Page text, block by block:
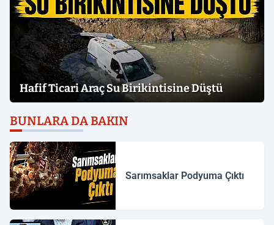
Hafif Ticari Araç Su Birikintisine Düştü
BUNLARA DA BAKIN
Sarımsaklar Podyuma Çıktı